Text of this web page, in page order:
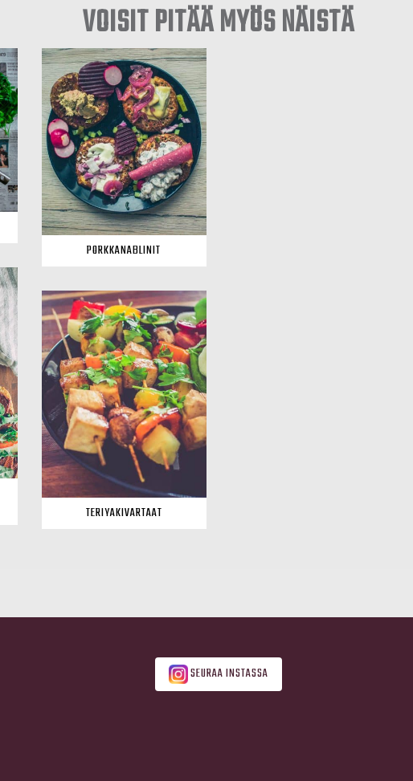
VOISIT PITÄÄ MYÖS NÄISTÄ
PORKKANABLINIT
TERIYAKIVARTAAT
SEURAA INSTASSA